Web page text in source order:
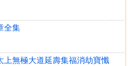
全集
上無極大道延壽集福消劫寶懺